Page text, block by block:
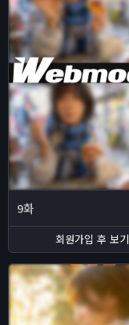
9화
회원가입 후 보기